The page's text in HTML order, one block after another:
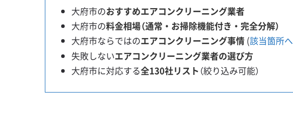
大府市のおすすめエアコンクリーニング業者
大府市の料金相場（通常・お掃除機能付き・完全分解）
大府市ならではのエアコンクリーニング事情 (該当箇所へ
失敗しないエアコンクリーニング業者の選び方
大府市に対応する全130社リスト （絞り込み可能）